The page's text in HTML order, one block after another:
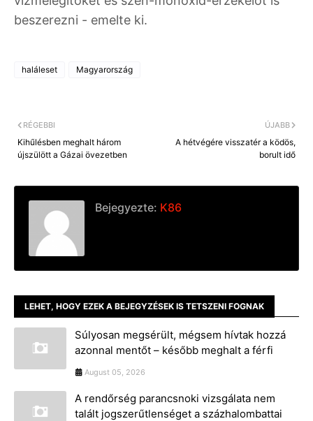
beszerezni - emelte ki.
haláleset Magyarország
ÚJABB
A hétvégére visszatér a ködös,
borult idő
RÉGEBBI
Kihűlésben meghalt három
újszülött a Gázai övezetben
Bejegyezte: K86
LEHET, HOGY EZEK A BEJEGYZÉSEK IS TETSZENI FOGNAK
Súlyosan megsérült, mégsem hívtak hozzá
azonnal mentőt – később meghalt a férfi
August 05, 2026
A rendőrség parancsnoki vizsgálata nem
talált jogszerűtlenséget a százhalombattai